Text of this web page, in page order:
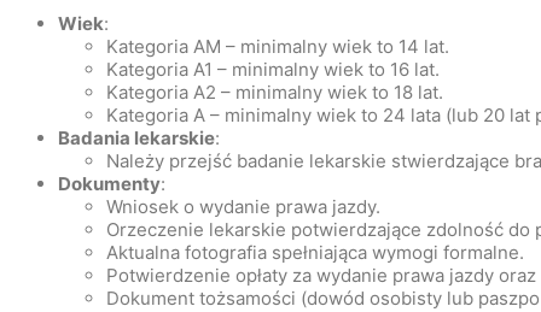
Wiek:
Kategoria AM – minimalny wiek to 14 lat.
Kategoria A1 – minimalny wiek to 16 lat.
Kategoria A2 – minimalny wiek to 18 lat.
Kategoria A – minimalny wiek to 24 lata (lub 20
Badania lekarskie:
Należy przejść badanie lekarskie stwierdzające
Dokumenty:
Wniosek o wydanie prawa jazdy.
Orzeczenie lekarskie potwierdzające zdolność do
Aktualna fotografia spełniająca wymogi formalne.
Potwierdzenie opłaty za wydanie prawa jazdy
Dokument tożsamości (dowód osobisty lub